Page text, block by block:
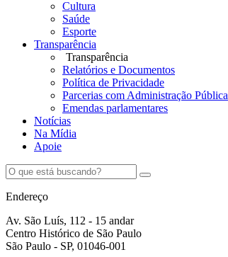
Cultura
Saúde
Esporte
Transparência
Transparência
Relatórios e Documentos
Política de Privacidade
Parcerias com Administração Pública
Emendas parlamentares
Notícias
Na Mídia
Apoie
Endereço
Av. São Luís, 112 - 15 andar
Centro Histórico de São Paulo
São Paulo - SP, 01046-001